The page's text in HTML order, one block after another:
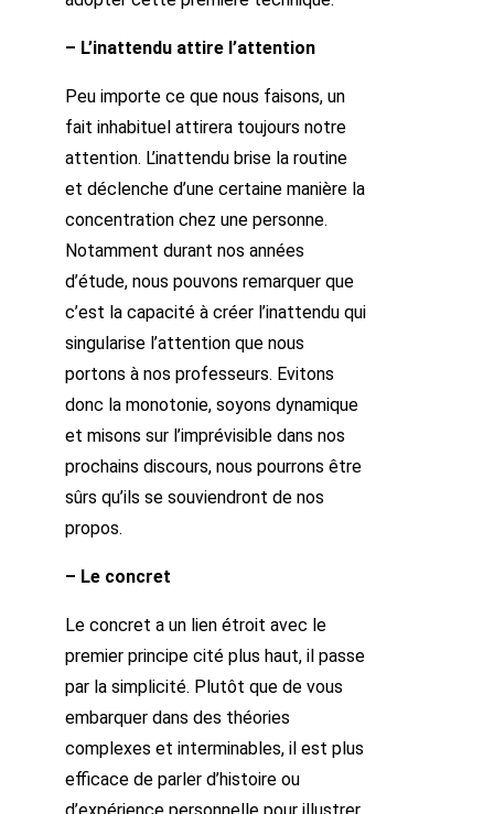
– L’inattendu attire l’attention
Peu importe ce que nous faisons, un
fait inhabituel attirera toujours notre
attention. L’inattendu brise la routine
et déclenche d’une certaine manière la
concentration chez une personne.
Notamment durant nos années
d’étude, nous pouvons remarquer que
c’est la capacité à créer l’inattendu qui
singularise l’attention que nous
portons à nos professeurs. Evitons
donc la monotonie, soyons dynamique
et misons sur l’imprévisible dans nos
prochains discours, nous pourrons être
sûrs qu’ils se souviendront de nos
propos.
– Le concret
Le concret a un lien étroit avec le
premier principe cité plus haut, il passe
par la simplicité. Plutôt que de vous
embarquer dans des théories
complexes et interminables, il est plus
efficace de parler d’histoire ou